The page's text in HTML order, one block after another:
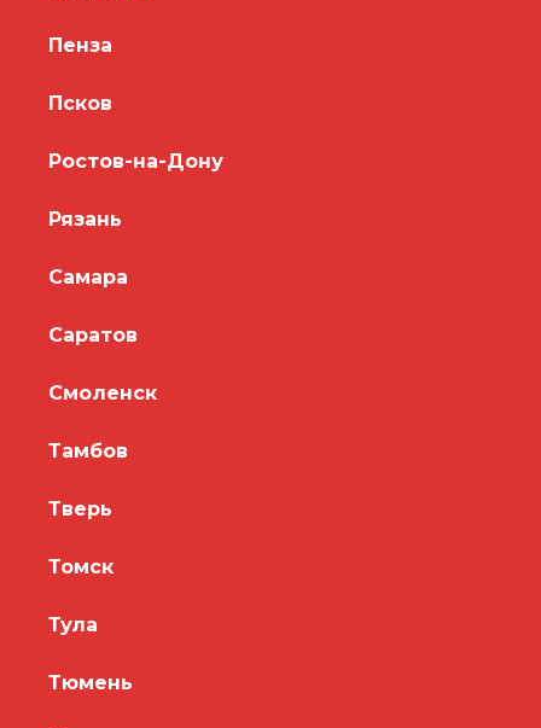
Пенза
Псков
Ростов-на-Дону
Рязань
Самара
Саратов
Смоленск
Тамбов
Тверь
Томск
Тула
Тюмень